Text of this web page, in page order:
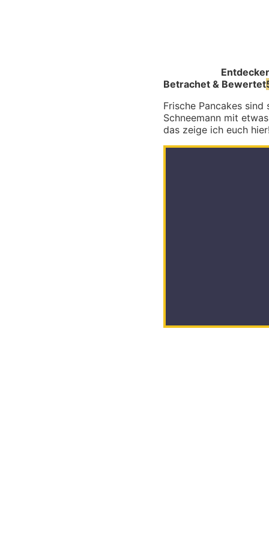
Entdecker
Betrachet & Bewertet
Frische Pancakes
Schneemann mit
das zeige ich euch hier!